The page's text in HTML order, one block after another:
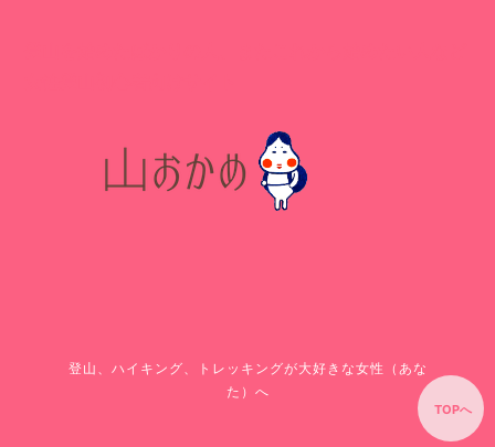
TOPへ
登山、ハイキング、トレッキングが大好きな女性（あな
た）へ